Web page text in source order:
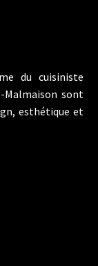
du cuisiniste
Malmaison sont
esthétique et